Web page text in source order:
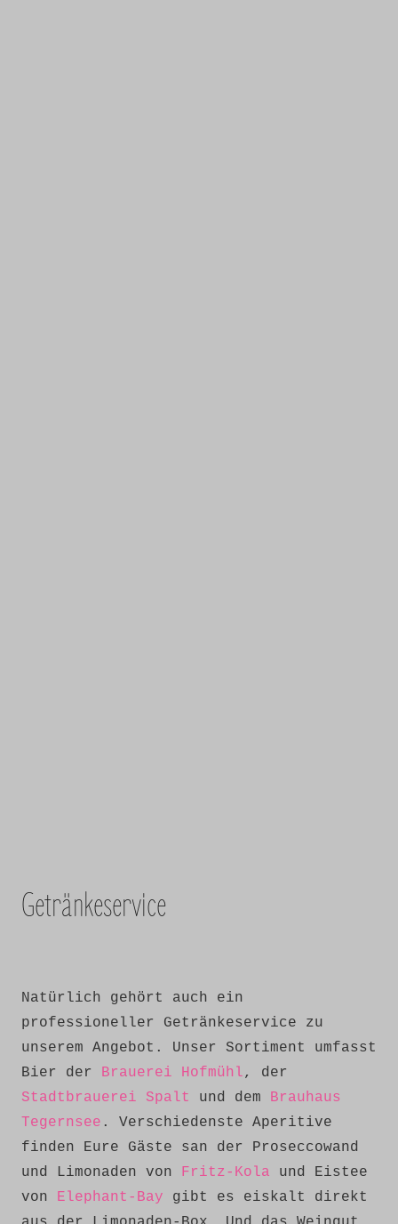
Getränkeservice
Natürlich gehört auch ein
professioneller Getränkeservice zu
unserem Angebot. Unser Sortiment umfasst
Bier der Brauerei Hofmühl, der
Stadtbrauerei Spalt
und dem Brauhaus
Tegernsee . Verschiedenste Aperitive
finden Eure Gäste san der Proseccowand
und Limonaden von Fritz-Kola und Eistee
von Elephant-Bay gibt es eiskalt direkt